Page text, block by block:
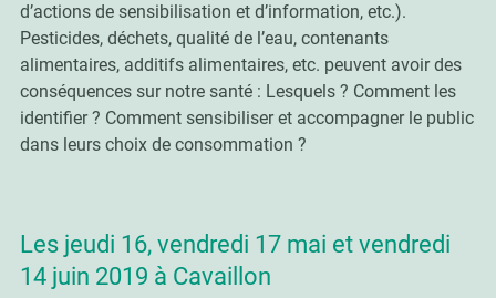
d’actions de sensibilisation et d’information, etc.).
Pesticides, déchets, qualité de l’eau, contenants
alimentaires, additifs alimentaires, etc. peuvent avoir des
conséquences sur notre santé : Lesquels ? Comment les
identifier ? Comment sensibiliser et accompagner le public
dans leurs choix de consommation ?
Les jeudi 16, vendredi 17 mai et vendredi
14 juin 2019 à Cavaillon